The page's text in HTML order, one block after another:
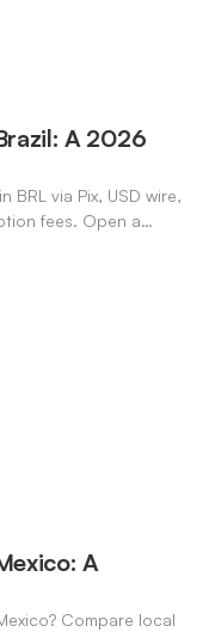
A 2026
via Pix, USD wire,
fees. Open a
A
Compare local